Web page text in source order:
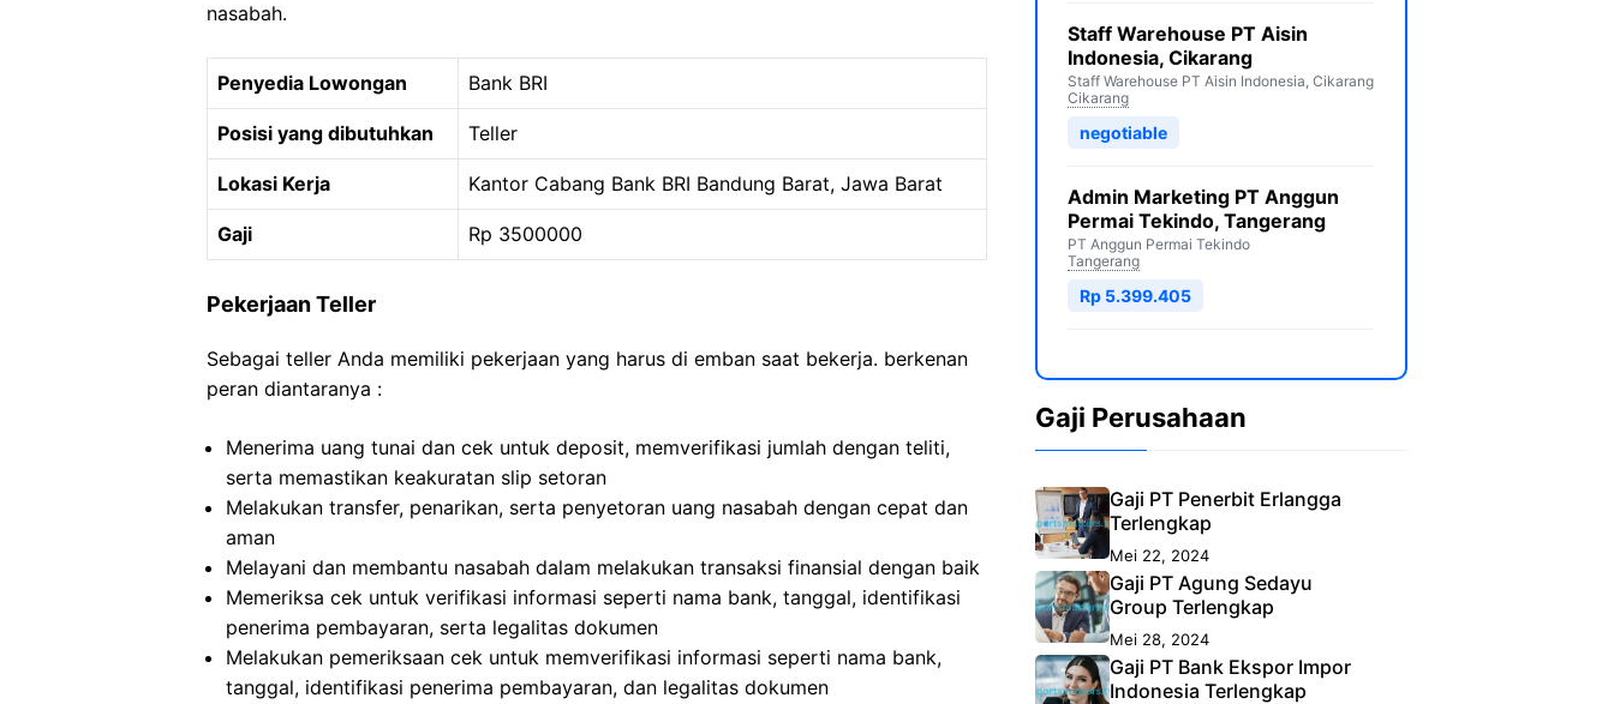
nasabah.
Penyedia Lowongan Bank BRI
Posisi yang dibutuhkan Teller
Lokasi Kerja Kantor Cabang Bank BRI Bandung Barat, Jawa Barat
Gaji Rp 3500000
Pekerjaan Teller
Sebagai teller Anda memiliki pekerjaan yang harus di emban saat bekerja. berkenan
peran diantaranya :
Menerima uang tunai dan cek untuk deposit, memverifikasi jumlah dengan teliti,
serta memastikan keakuratan slip setoran
Melakukan transfer, penarikan, serta penyetoran uang nasabah dengan cepat dan
aman
Melayani dan membantu nasabah dalam melakukan transaksi finansial dengan baik
Memeriksa cek untuk verifikasi informasi seperti nama bank, tanggal, identifikasi
penerima pembayaran, serta legalitas dokumen
Melakukan pemeriksaan cek untuk memverifikasi informasi seperti nama bank,
tanggal, identifikasi penerima pembayaran, dan legalitas dokumen
Staff Warehouse PT Aisin
Indonesia, Cikarang
Staff Warehouse PT Aisin Indonesia, Cikarang
Cikarang
negotiable
Admin Marketing PT Anggun
Permai Tekindo, Tangerang
PT Anggun Permai Tekindo
Tangerang
Rp 5.399.405
Gaji Perusahaan
Gaji PT Penerbit Erlangga
Terlengkap
Mei 22, 2024
Gaji PT Agung Sedayu
Group Terlengkap
Mei 28, 2024
Gaji PT Bank Ekspor Impor
Indonesia Terlengkap